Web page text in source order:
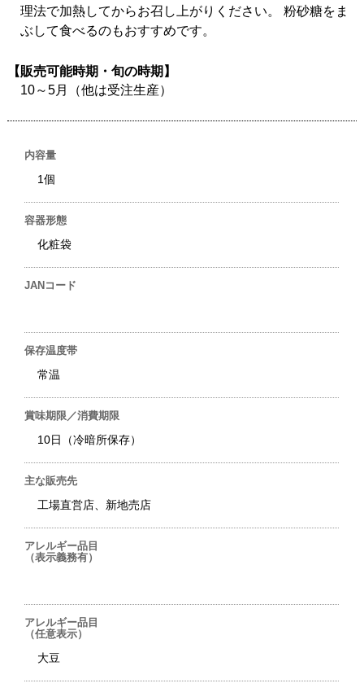
理法で加熱してからお召し上がりください。 粉砂糖をま
ぶして食べるのもおすすめです。
【販売可能時期・旬の時期】
10～5月（他は受注生産）
内容量
1個
容器形態
化粧袋
JANコード
保存温度帯
常温
賞味期限／消費期限
10日（冷暗所保存）
主な販売先
工場直営店、新地売店
アレルギー品目
（表示義務有）
アレルギー品目
（任意表示）
大豆